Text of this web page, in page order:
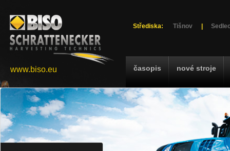
Střediska: Tišnov
časopis nové stroje
www.biso.eu